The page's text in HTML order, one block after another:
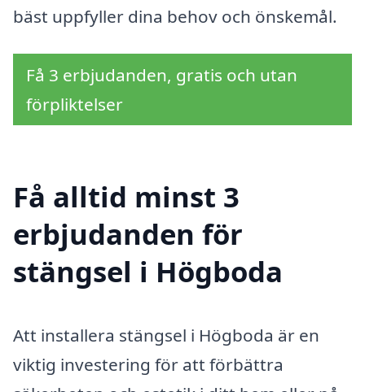
bäst uppfyller dina behov och önskemål.
Få 3 erbjudanden, gratis och utan
förpliktelser
Få alltid minst 3
erbjudanden för
stängsel i Högboda
Att installera stängsel i Högboda är en
viktig investering för att förbättra